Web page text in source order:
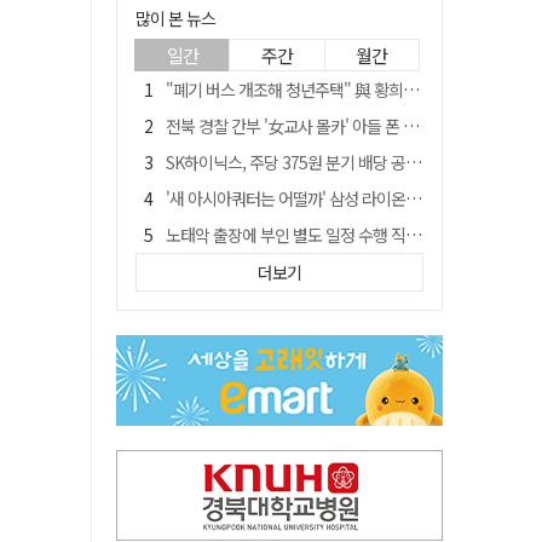
많이 본 뉴스
일간 주간 월간
"폐기 버스 개조해 청년주택" 與 황희…'딸 학비는 年 4200만원'
전북 경찰 간부 '女교사 몰카' 아들 폰 부수고…"처벌 못하는 사안" 내부망에 글
SK하이닉스, 주당 375원 분기 배당 공시…"3분기 중 주주환원 방안 확정"
'새 아시아쿼터는 어떨까' 삼성 라이온즈, 새 얼굴 투수 미야모리 영입
노태악 출장에 부인 별도 일정 수행 직원도…보고서엔 '공식일정 참석'
'외도 의심' 아내 화장실에 묶고 불에 달군 공구로 고문…남편 검거
통합 고속철 할인 '반짝 3년'…이후 요금 도로 오른다?
한국 축구, 심판 성접대 경기서 '무패'…당시 올림픽 감독은 홍명보 [영상]
경찰, 9월 초부터 상피제 전격 실시…가족 사건 수사 못해
더보기